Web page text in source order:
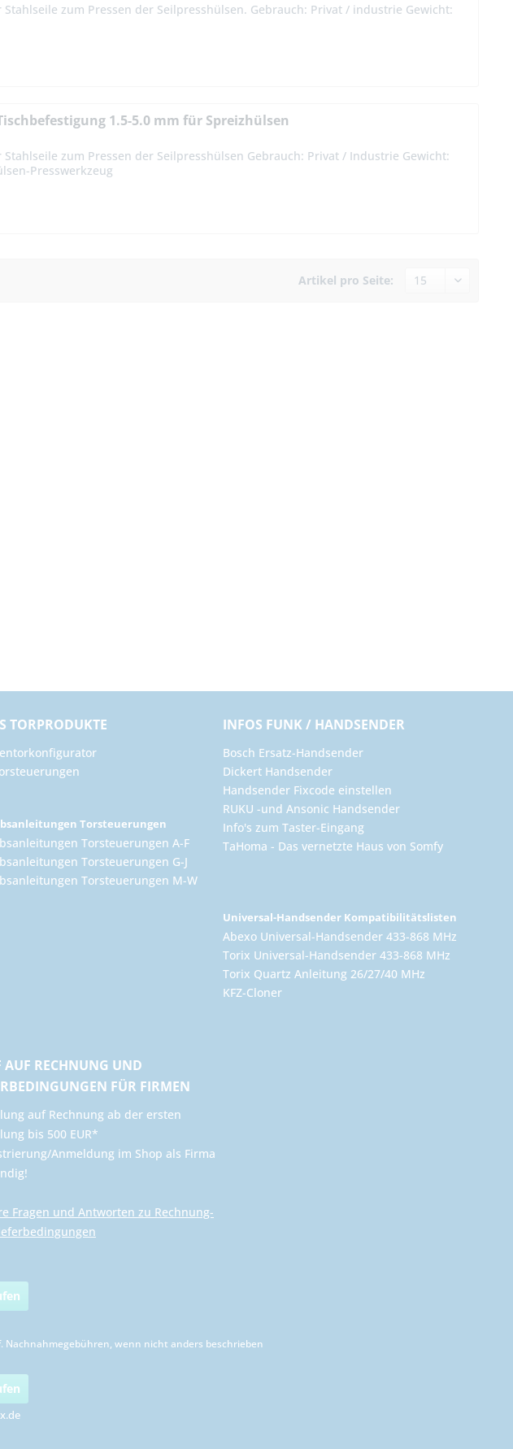
zum Pressen der Seilpresshülsen. Gebrauch: Privat / industrie Gewicht:
1.5-5.0 mm für Spreizhülsen
zum Pressen der Seilpresshülsen Gebrauch: Privat / Industrie Gewicht:
Presswerkzeug
Artikel pro Seite:
TORPRODUKTE
Torsteuerungen
Torsteuerungen A-F
Torsteuerungen G-J
Torsteuerungen M-W
INFOS FUNK / HANDSENDER
Bosch Ersatz-Handsender
Dickert Handsender
Handsender Fixcode einstellen
RUKU -und Ansonic Handsender
Info's zum Taster-Eingang
TaHoma - Das vernetzte Haus von Somfy
Universal-Handsender Kompatibilitätslisten
Abexo Universal-Handsender 433-868 MHz
Torix Universal-Handsender 433-868 MHz
Torix Quartz Anleitung 26/27/40 MHz
KFZ-Cloner
AUF RECHNUNG UND
FÜR FIRMEN
auf Rechnung ab der ersten
bis 500 EUR*
Anmeldung im Shop als Firma
Fragen und Antworten zu Rechnung-
Nachnahmegebühren, wenn nicht anders beschrieben